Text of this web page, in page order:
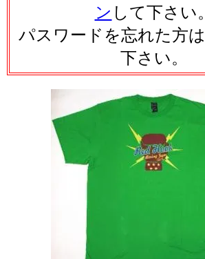
ン して下さい。
パスワードを忘れた方は
下さい。